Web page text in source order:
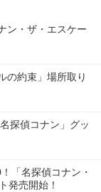
ン・ザ・エスケー
の約束」場所取り
探偵コナン」グッ
「名探偵コナン・
発売開始！